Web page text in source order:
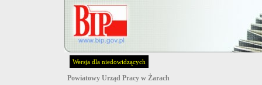
Wersja dla niedowidzących
Powiatowy Urząd Pracy w Żarach